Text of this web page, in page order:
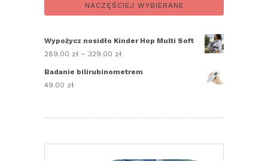
NACZĘŚCIEJ WYBIERANE
Wypożycz nosidło Kinder Hop Multi Soft
289.00 zł – 329.00 zł
329.00 zł
Badanie bilirubinometrem
49.00 zł